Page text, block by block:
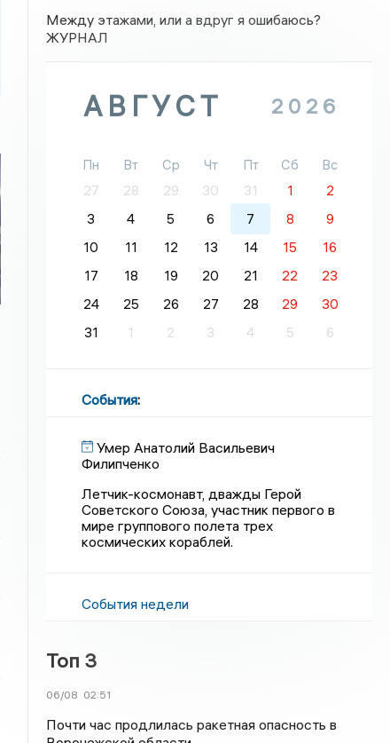
Между этажами, или а вдруг я ошибаюсь?
ЖУРНАЛ
АВГУСТ 2026
Пн Вт Ср Чт Пт Сб
Вс
27
28 29 30 31 1
2
3
4 5 6 7 8
9
10
11 12 13 14 15
16
17
18 19 20 21 22
23
24
25 26 27 28 29
30
31
1 2 3 4 5 6
События:
Умер Анатолий Васильевич
Филипченко
Летчик-космонавт, дважды Герой
Советского Союза, участник первого в
мире группового полета трех
космических кораблей.
События недели
Топ 3
06/08 02:51
Почти час продлилась ракетная опасность в